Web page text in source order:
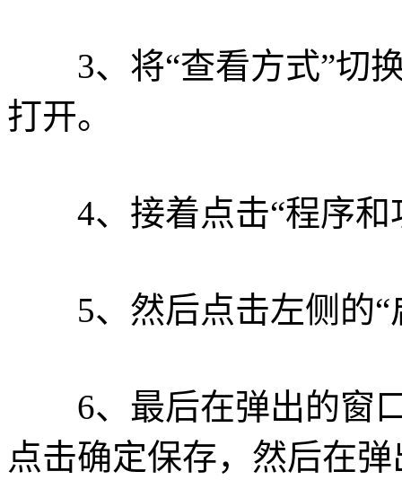
3、将“查看方式”切换
打开。
4、接着点击“程序和
5、然后点击左侧的“
6、最后在弹出的窗口
点击确定保存，然后在